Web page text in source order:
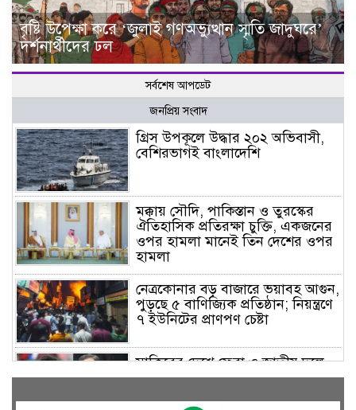
বৃষ্টি উপেক্ষা করে ‘জুলাই গণঅভ্যুত্থান স্মৃতি জাদুঘরে’
দর্শনার্থীদের ঢল
সর্বশেষ আপডেট
জনপ্রিয় সংবাদ
গ্রিস উপকূলে উদ্ধার ২০২ অভিবাসী,
বেশিরভাগই বাংলাদেশি
মক্কায় সৌদি, পাকিস্তান ও তুরস্কের
ঐতিহাসিক প্রতিরক্ষা চুক্তি, একজনের
ওপর হামলা মানেই তিন দেশের ওপর
হামলা
নেত্রকোনার বড় বাজারে ভয়াবহ আগুন,
পুড়ছে ৫ বাণিজ্যিক প্রতিষ্ঠান; নিয়ন্ত্রণে
৭ ইউনিটের প্রাণপণ চেষ্টা
সাকিবের দেশে ফেরা ও জাতীয় দলে
ফেরার সম্ভাবনা নেই, ইঙ্গিত ক্রীড়া